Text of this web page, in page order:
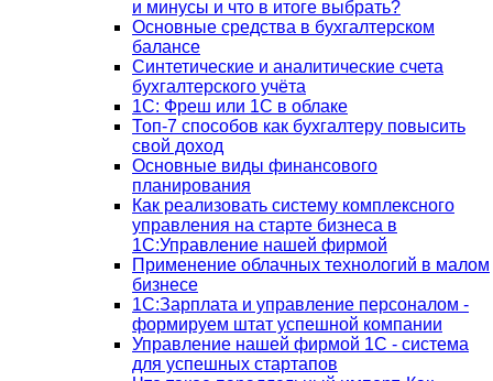
и минусы и что в итоге выбрать?
Основные средства в бухгалтерском
балансе
Синтетические и аналитические счета
бухгалтерского учёта
1C: Фреш или 1С в облаке
Топ-7 способов как бухгалтеру повысить
свой доход
Основные виды финансового
планирования
Как реализовать систему комплексного
управления на старте бизнеса в
1С:Управление нашей фирмой
Применение облачных технологий в малом
бизнесе
1C:Зарплата и управление персоналом -
формируем штат успешной компании
Управление нашей фирмой 1C - система
для успешных стартапов